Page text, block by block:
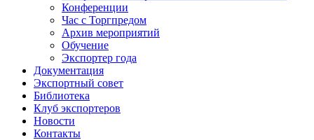
Конференции
Час с Торгпредом
Архив мероприятий
Обучение
Экспортер года
Документация
Экспортный совет
Библиотека
Клуб экспортеров
Новости
Контакты